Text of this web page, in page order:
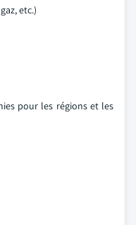
etc.)
pour les régions et les